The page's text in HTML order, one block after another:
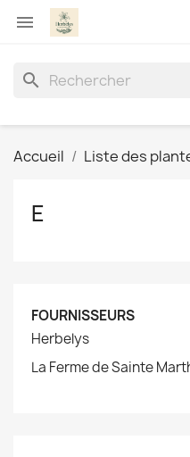

search
Accueil Liste des
E
FOURNISSEURS
Herbelys
La Ferme de Sainte